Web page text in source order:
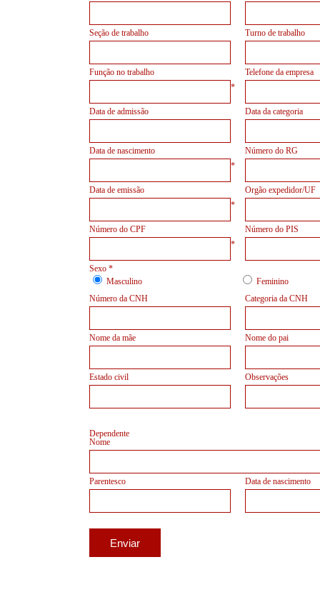
Seção de trabalho Turno de trabalho
Função no trabalho
*
Telefone da empresa
Data de admissão Data da categoria
Data de nascimento
*
Número do RG
Data de emissão
*
Orgão expedidor/UF
Número do CPF
*
Número do PIS
Sexo *
Masculino
Feminino
Número da CNH
Categoria da CNH
Nome da mãe Nome do pai
Estado civil Observações
Dependente
Nome
Parentesco Data de nascimento
Enviar